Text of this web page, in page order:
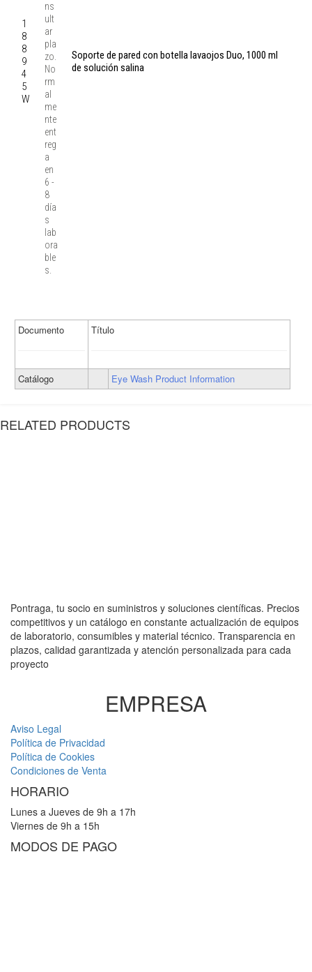
1
8
8
9
4
5
W
ns
ult
ar
pla
zo.
No
rm
al
me
nte
ent
reg
a
en
6 -
8
día
s
lab
ora
ble
s.
Soporte de pared con botella lavaojos Duo, 1000 ml
de solución salina
Documento Título
Catálogo Eye Wash Product Information
RELATED PRODUCTS
Pontraga, tu socio en suministros y soluciones científicas. Precios
competitivos y un catálogo en constante actualización de equipos
de laboratorio, consumibles y material técnico. Transparencia en
plazos, calidad garantizada y atención personalizada para cada
proyecto
EMPRESA
Aviso Legal
Política de Privacidad
Política de Cookies
Condiciones de Venta
HORARIO
Lunes a Jueves de 9h a 17h
Viernes de 9h a 15h
MODOS DE PAGO